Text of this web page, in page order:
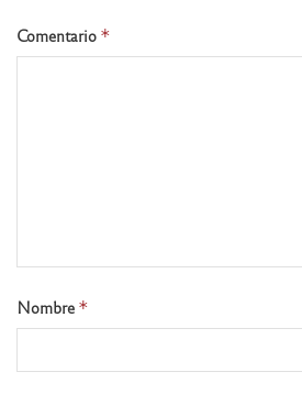
Comentario *
Nombre *